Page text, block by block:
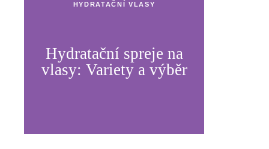
HYDRATAČNÍ VLASY
Hydratační spreje na
vlasy: Variety a výběr